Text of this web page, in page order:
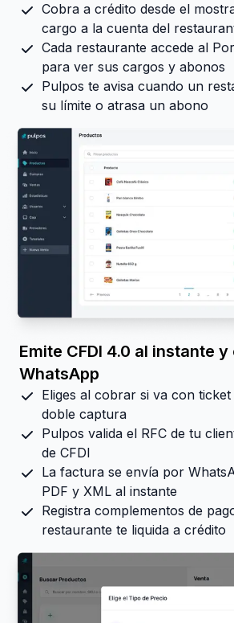
Cobra a crédito desde el
cargo a la cuenta del
Cada restaurante accede al
para ver sus cargos y abonos
Pulpos te avisa cuando un
su límite o atrasa un abono
Emite CFDI 4.0 al instante
WhatsApp
Eliges al cobrar si va con
doble captura
Pulpos valida el RFC de tu
de CFDI
La factura se envía por
PDF y XML al instante
Registra complementos de
restaurante te liquida a crédito